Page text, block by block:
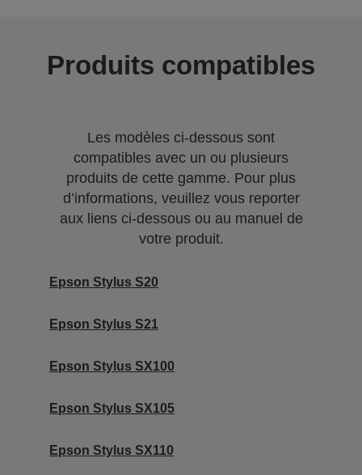
Produits compatibles
Les modèles ci-dessous sont
compatibles avec un ou plusieurs
produits de cette gamme. Pour plus
d’informations, veuillez vous reporter
aux liens ci-dessous ou au manuel de
votre produit.
Epson Stylus S20
Epson Stylus S21
Epson Stylus SX100
Epson Stylus SX105
Epson Stylus SX110